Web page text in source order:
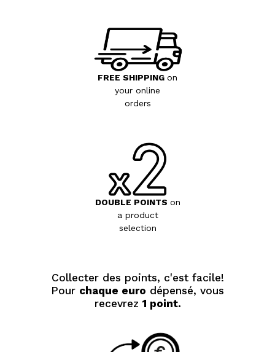
FREE SHIPPING on
your online
orders
DOUBLE POINTS on
a product
selection
Collecter des points, c'est facile!
Pour chaque euro dépensé, vous
recevrez 1 point.